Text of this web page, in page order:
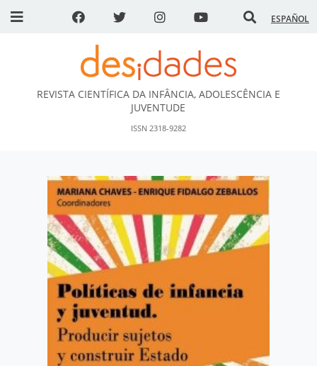
ESPAÑOL
DESidades
REVISTA CIENTÍFICA DA INFÂNCIA, ADOLESCÊNCIA E
JUVENTUDE
ISSN 2318-9282